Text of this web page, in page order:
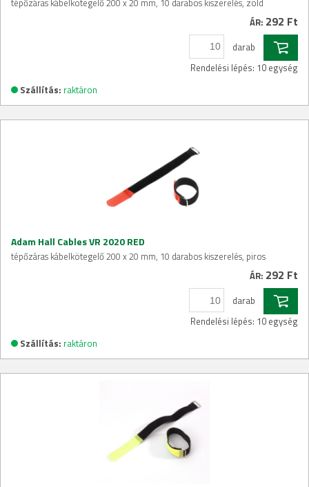
ÁR: 292 Ft
darab
Rendelési lépés: 10 egység
Szállítás: raktáron
Adam Hall Cables VR 2020 RED
tépőzáras kábelkötegelő 200 x 20 mm, 10 darabos kiszerelés, piros
ÁR: 292 Ft
darab
Rendelési lépés: 10 egység
Szállítás: raktáron